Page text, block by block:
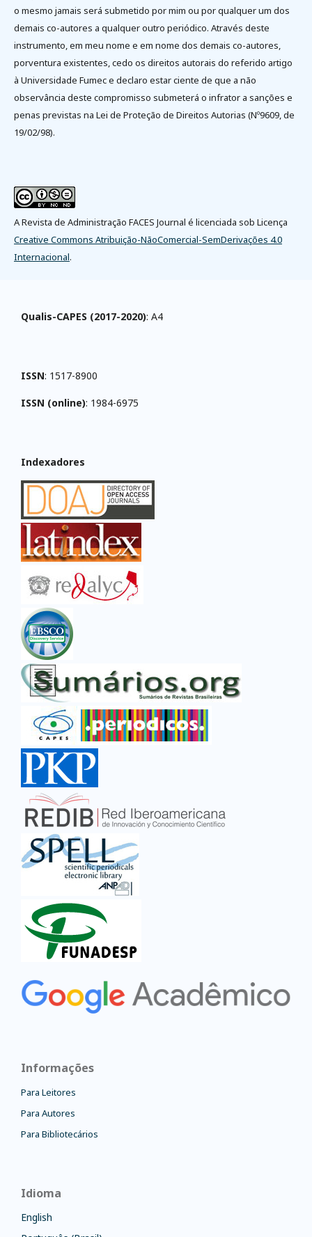
o mesmo jamais será submetido por mim ou por qualquer um dos
demais co-autores a qualquer outro periódico. Através deste
instrumento, em meu nome e em nome dos demais co-autores,
porventura existentes, cedo os direitos autorais do referido artigo
à Universidade Fumec e declaro estar ciente de que a não
observância deste compromisso submeterá o infrator a sanções e
penas previstas na Lei de Proteção de Direitos Autorias (Nº9609, de
19/02/98).
A Revista de Administração FACES Journal é licenciada sob Licença
Creative Commons Atribuição-NãoComercial-SemDerivações 4.0
Internacional.
Qualis-CAPES (2017-2020): A4
ISSN: 1517-8900
ISSN (online): 1984-6975
Indexadores
Informações
Para Leitores
Para Autores
Para Bibliotecários
Idioma
English